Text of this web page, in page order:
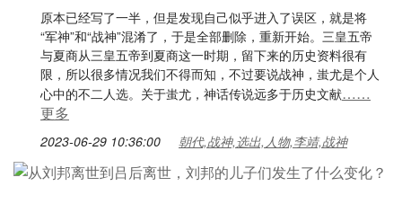
原本已经写了一半，但是发现自己似乎进入了误区，就是将
“军神”和“战神”混淆了，于是全部删除，重新开始。三皇五帝
与夏商从三皇五帝到夏商这一时期，留下来的历史资料很有
限，所以很多情况我们不得而知，不过要说战神，蚩尤是个人
心中的不二人选。关于蚩尤，神话传说远多于历史文献……
更多
2023-06-29 10:36:00 朝代,战神,选出,人物,李靖,战神